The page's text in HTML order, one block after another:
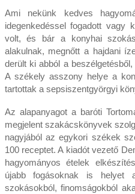
Ami nekünk kedves
idegenkedéssel fogadott vagy
volt, és bár a konyhai
alakulnak, megnőtt a hajdani
derült ki abból a
A székely asszony helye a
tartottak a sepsiszentgyörgyi
Az alapanyagot a baróti
megjelent szakácskönyvek
nagyjából az egykori székek
100 receptet. A kiadót vezető
hagyományos ételek
újabb fogásoknak is helyet
szokásokból, finomságokból